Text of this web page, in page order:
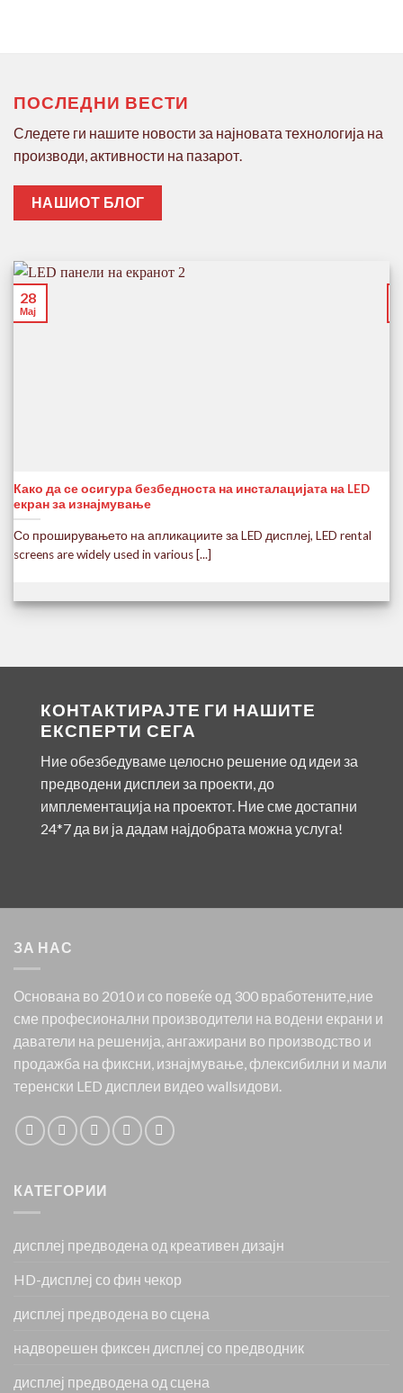
ПОСЛЕДНИ ВЕСТИ
Следете ги нашите новости за најновата технологија на
производи, активности на пазарот.
НАШИОТ БЛОГ
Како да се осигура безбедноста на инсталацијата на LED
екран за изнајмување
Со проширувањето на апликациите за LED дисплеј, LED rental
screens are widely used in various [...]
28
Мај
КОНТАКТИРАЈТЕ ГИ НАШИТЕ
ЕКСПЕРТИ СЕГА
Ние обезбедуваме целосно решение од идеи за
предводени дисплеи за проекти, до
имплементација на проектот. Ние сме достапни
24*7 да ви ја дадам најдобрата можна услуга!
ЗА НАС
Основана во 2010 и со повеќе од 300 вработените,ние
сме професионални производители на водени екрани и
даватели на решенија, ангажирани во производство и
продажба на фиксни, изнајмување, флексибилни и мали
теренски LED дисплеи видео wallsидови.
КАТЕГОРИИ
дисплеј предводена од креативен дизајн
HD-дисплеј со фин чекор
дисплеј предводена во сцена
надворешен фиксен дисплеј со предводник
дисплеј предводена од сцена